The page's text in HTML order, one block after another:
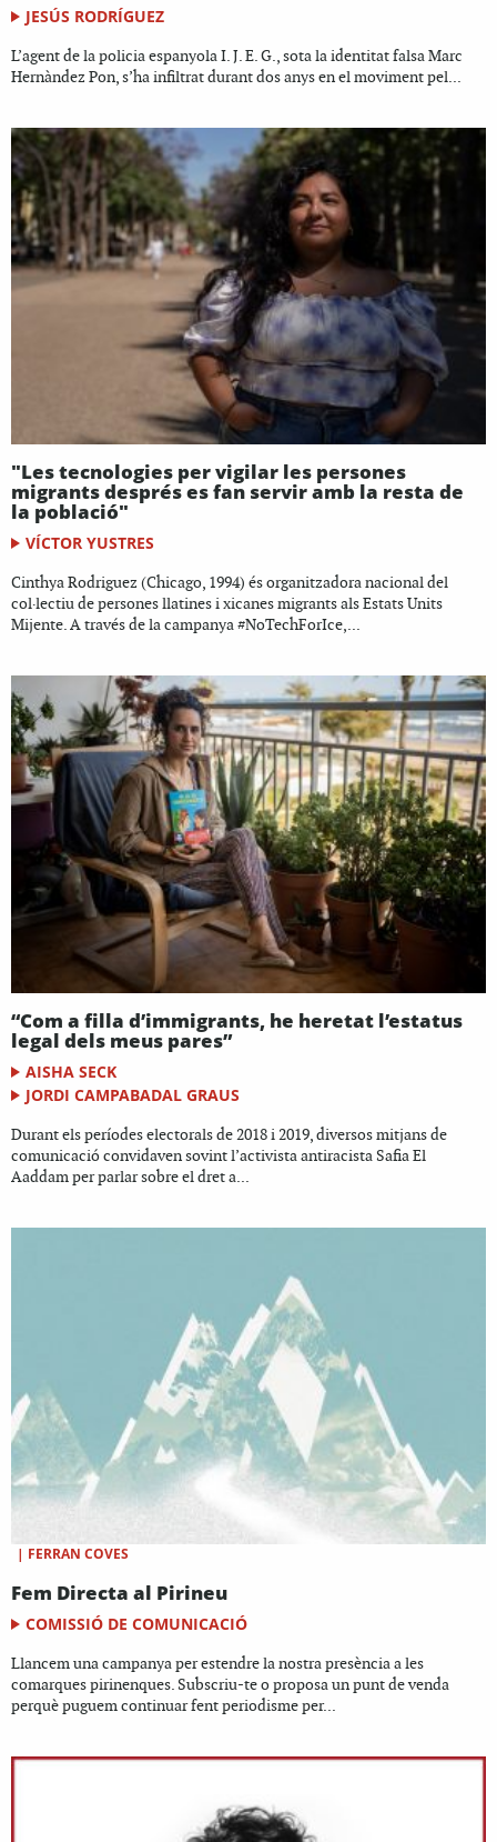
JESÚS RODRÍGUEZ
L’agent de la policia espanyola I. J. E. G., sota la identitat falsa Marc
Hernàndez Pon, s’ha infiltrat durant dos anys en el moviment pel...
"Les tecnologies per vigilar les persones
migrants després es fan servir amb la resta de
la població"
VÍCTOR YUSTRES
Cinthya Rodriguez (Chicago, 1994) és organitzadora nacional del
col·lectiu de persones llatines i xicanes migrants als Estats Units
Mijente. A través de la campanya #NoTechForIce,...
“Com a filla d’immigrants, he heretat l’estatus
legal dels meus pares”
AISHA SECK
JORDI CAMPABADAL GRAUS
Durant els períodes electorals de 2018 i 2019, diversos mitjans de
comunicació convidaven sovint l’activista antiracista Safia El
Aaddam per parlar sobre el dret a...
| FERRAN COVES
Fem Directa al Pirineu
COMISSIÓ DE COMUNICACIÓ
Llancem una campanya per estendre la nostra presència a les
comarques pirinenques. Subscriu-te o proposa un punt de venda
perquè puguem continuar fent periodisme per...